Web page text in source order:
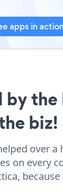
apps in action
by the
biz!
over
on every